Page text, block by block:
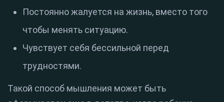
Постоянно жалуется на жизнь, вместо того
чтобы менять ситуацию.
Чувствует себя бессильной перед
трудностями.
Такой способ мышления может быть